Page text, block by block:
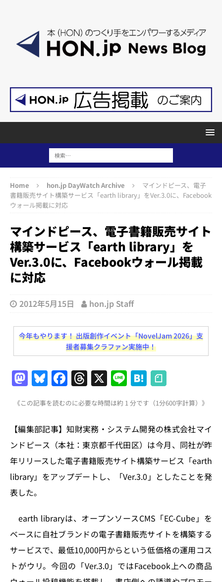
Home hon.jp DayWatch Archive
マインドピース、電子
書籍販売サイト構築サービス「earth library」をVer.3.0に、Facebook
ウォール掲載に対応
マインドピース、電子書籍販売サイト
構築サービス「earth library」を
Ver.3.0に、Facebookウォール掲載
に対応
2012年5月15日 hon.jp Staff
今年もやります！ 出版創作イベント「NovelJam 2026」支
援者募集クラファン実施中！
M
a
st
o
d
o
n
Bl
u
e
s
k
y
F
a
c
e
b
o
o
T
h
re
a
d
s
X Li
n
e
H
at
e
n
a
《この記事を読むのに必要な時間は約 1 分です（1分600字計算）》
【編集部記事】知財実務・システム開発の株式会社マイ
ンドピース（本社：東京都千代田区）は今月、同社が昨
年リリースした電子書籍販売サイト構築サービス「earth
library」をアップデートし、「Ver.3.0」としたことを発
表した。
earth libraryは、オープンソースCMS「EC-Cube」を
ベースに自社ブランドの電子書籍販売サイトを構築する
サービスで、最低10,000円からという低価格の運用コス
トがウリ。今回の「Ver.3.0」ではFacebook上への商品